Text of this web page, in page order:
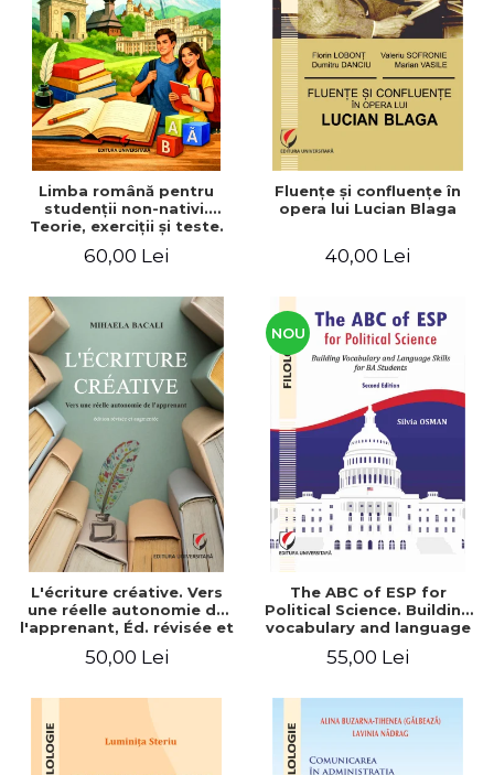
ADMINISTRATIVE
ȘTIINȚE ECONOMICE
ȘTIINȚE EXACTE
EDUCAȚIE FIZICĂ ȘI SPORT
PREUNIVERSITARIA
TIMP LIBER
ÎN CURS DE APARIȚIE
NOUTĂȚI
PACHETE DE STUDIU
ULTIMELE EXEMPLARE
Cum Cumpăr
Livrare
Politica de Retur
Formular de Retur
Distribuitori
Limba română pentru
studenţii non-nativi.
Teorie, exerciţii şi teste.
60,00 Lei
Fluenţe şi confluenţe în
opera lui Lucian Blaga
40,00 Lei
L'écriture créative. Vers
une réelle autonomie de
l'apprenant, Éd. révisée et
50,00 Lei
NOU
The ABC of ESP for
Political Science. Building
vocabulary and language
55,00 Lei